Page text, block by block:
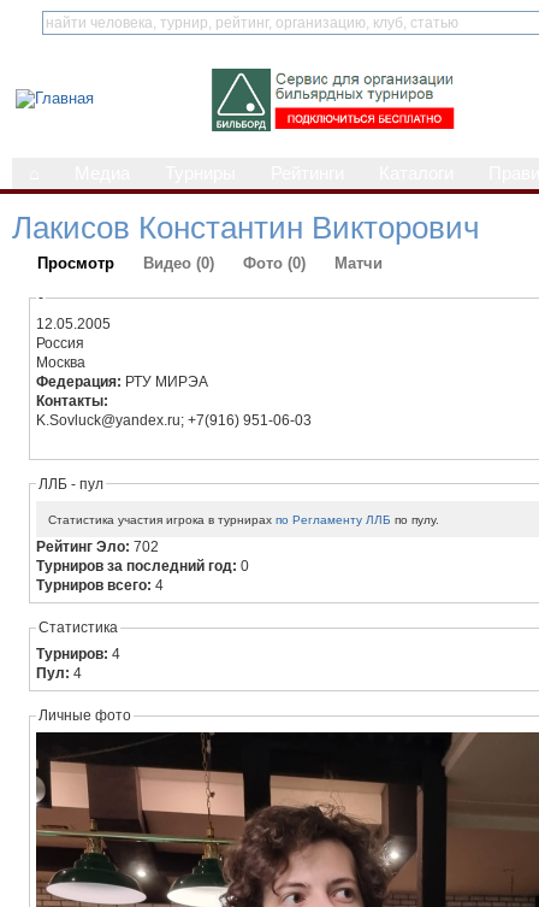
Лакисов Константин Викторович
Просмотр Видео (0) Фото (0) Матчи
-
12.05.2005
Россия
Москва
Федерация: РТУ МИРЭА
Контакты:
K.Sovluck@yandex.ru; +7(916) 951-06-03
ЛЛБ - пул
Статистика участия игрока в турнирахпо Регламенту ЛЛБ по пулу.
Рейтинг Эло:702
Турниров за последний год:0
Турниров всего:4
Статистика
Турниров:4
Пул:4
Личные фото